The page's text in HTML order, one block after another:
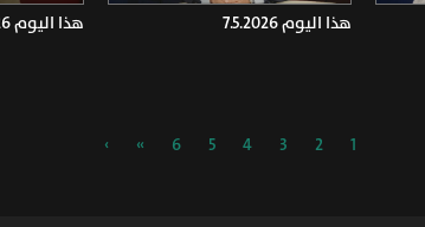
هذا اليوم 7.5.2026 هذا اليوم 6.5.2026
1
2
3
4
5
6
»
›